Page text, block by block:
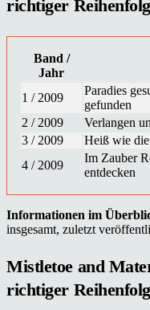
richtiger
Band /
Jahr
1 / 2009
Paradies
gefunden
2 / 2009
Verlangen
3 / 2009
Heiß wie
4 / 2009
Im Zauber
entdecken
Informationen im
insgesamt, zuletzt
Mistletoe and
richtiger